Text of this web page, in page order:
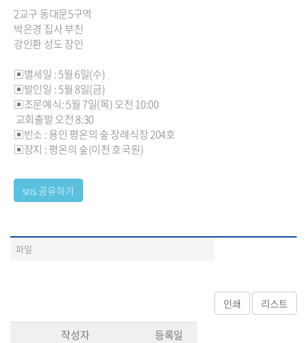
2교구 동대문5구역
박은경 집사 부친
강인환 성도 장인
▣별세일 : 5월 6일(수)
▣발인일 : 5월 8일(금)
▣조문예식: 5월 7일(목) 오전 10:00
교회출발 오전 8:30
▣빈소 : 용인 평온의 숲 장례식장 204호
▣장지 : 평온의 숲(이천 호국원)
파일
작성자 등록일